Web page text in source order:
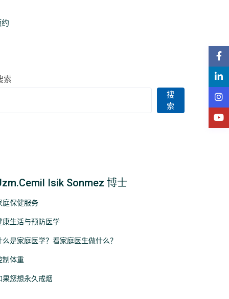
索
搜
索
Isik Sonmez 博士
庭保健服务
康生活与预防医学
么是家庭医学？看家庭医生做什么？
制体重
果您想永久戒烟